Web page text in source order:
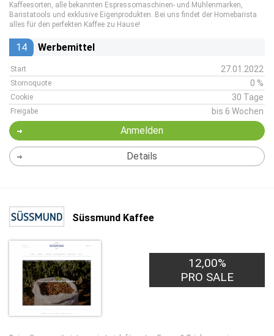
Kaffeesorten, alle bekannten Espressomaschinen- und Mühlenmarken,
Baristatools und exklusive Eigenprodukten. Bei uns findet der Homebarista
alles für den perfekten Kaffee zu Hause!
14 Werbemittel
Start 27.01.2022
Stornoquote 0 %
Cookie 30 Tage
Freigabe bis 6 Wochen
Anmelden
Details
Süssmund Kaffee
12,00%
PRO SALE